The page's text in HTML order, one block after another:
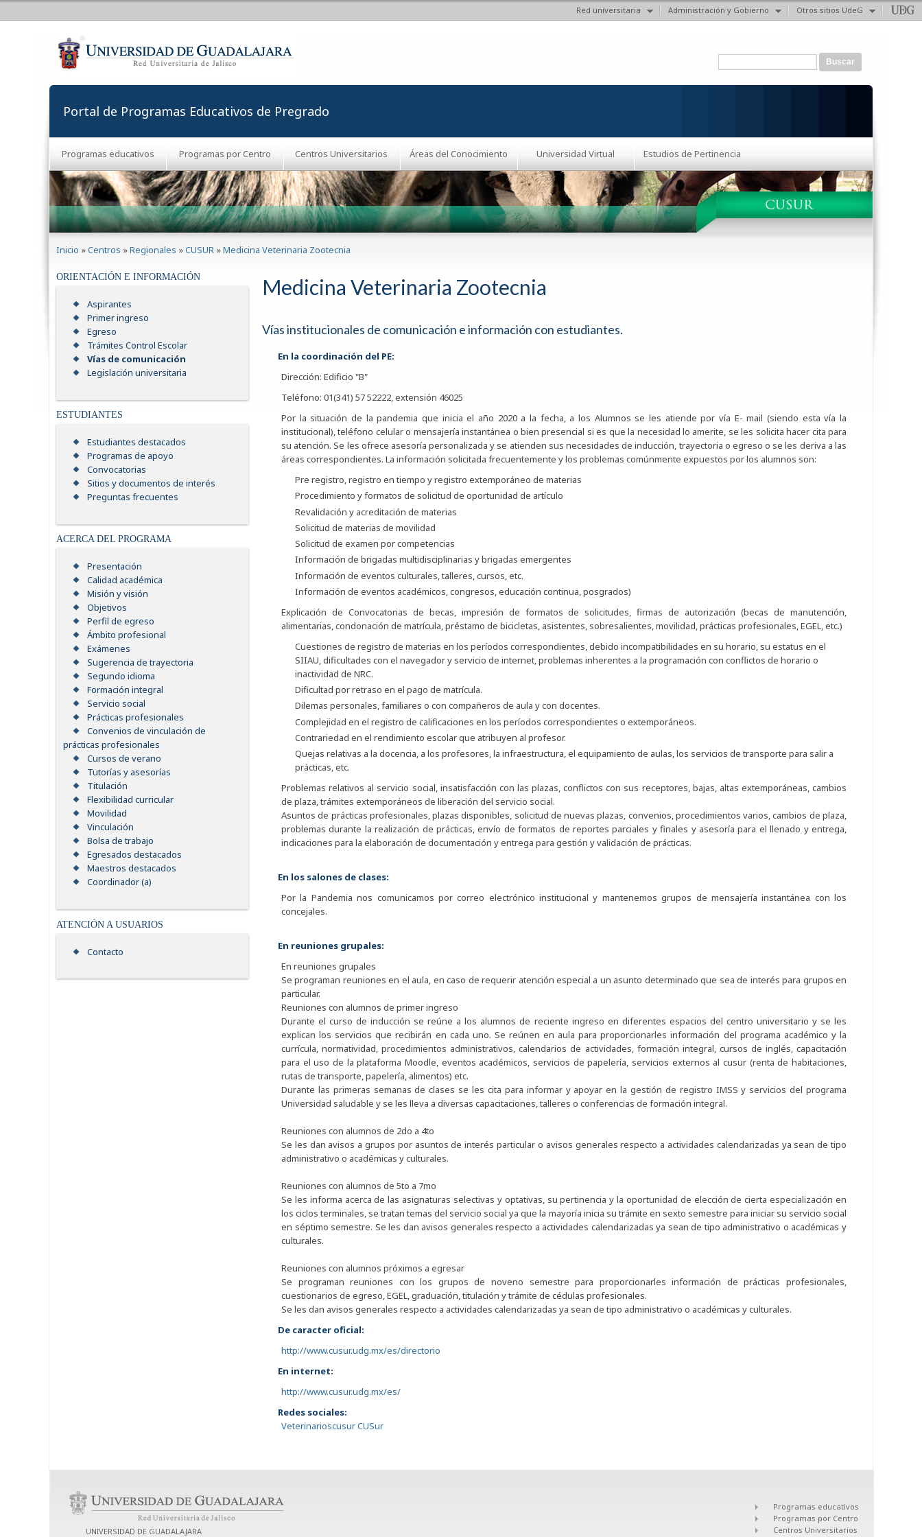
Red universitaria Administración y Gobierno Otros sitios UdeG
Formulario de búsqueda
Portal de Programas Educativos de Pregrado
Programas educativos Programas por Centro Centros Universitarios Áreas del Conocimiento Universidad Virtual Estudios de Pertinencia
Inicio »Centros »Regionales »CUSUR »Medicina Veterinaria Zootecnia
ORIENTACIÓN E INFORMACIÓN
Aspirantes
Primer ingreso
Egreso
Trámites Control Escolar
Vías de comunicación
Legislación universitaria
ESTUDIANTES
Estudiantes destacados
Programas de apoyo
Convocatorias
Sitios y documentos de interés
Preguntas frecuentes
ACERCA DEL PROGRAMA
Presentación
Calidad académica
Misión y visión
Objetivos
Perfil de egreso
Ámbito profesional
Exámenes
Sugerencia de trayectoria
Segundo idioma
Formación integral
Servicio social
Prácticas profesionales
Convenios de vinculación de
prácticas profesionales
Cursos de verano
Tutorías y asesorías
Titulación
Flexibilidad curricular
Movilidad
Vinculación
Bolsa de trabajo
Egresados destacados
Maestros destacados
Coordinador (a)
ATENCIÓN A USUARIOS
Contacto
Medicina Veterinaria Zootecnia
Vías institucionales de comunicación e información con estudiantes.
En la coordinación del PE:
Dirección: Edificio "B"
Teléfono: 01(341) 57 52222, extensión 46025
Por la situación de la pandemia que inicia el año 2020 a la fecha, a los Alumnos se les atiende por vía E- mail (siendo esta vía la
institucional), teléfono celular o mensajería instantánea o bien presencial si es que la necesidad lo amerite, se les solicita hacer cita para
su atención. Se les ofrece asesoría personalizada y se atienden sus necesidades de inducción, trayectoria o egreso o se les deriva a las
áreas correspondientes. La información solicitada frecuentemente y los problemas comúnmente expuestos por los alumnos son:
Pre registro, registro en tiempo y registro extemporáneo de materias
Procedimiento y formatos de solicitud de oportunidad de artículo
Revalidación y acreditación de materias
Solicitud de materias de movilidad
Solicitud de examen por competencias
Información de brigadas multidisciplinarias y brigadas emergentes
Información de eventos culturales, talleres, cursos, etc.
Información de eventos académicos, congresos, educación continua, posgrados)
Explicación de Convocatorias de becas, impresión de formatos de solicitudes, firmas de autorización (becas de manutención,
alimentarias, condonación de matrícula, préstamo de bicicletas, asistentes, sobresalientes, movilidad, prácticas profesionales, EGEL, etc.)
Cuestiones de registro de materias en los períodos correspondientes, debido incompatibilidades en su horario, su estatus en el
SIIAU, dificultades con el navegador y servicio de internet, problemas inherentes a la programación con conflictos de horario o
inactividad de NRC.
Dificultad por retraso en el pago de matrícula.
Dilemas personales, familiares o con compañeros de aula y con docentes.
Complejidad en el registro de calificaciones en los períodos correspondientes o extemporáneos.
Contrariedad en el rendimiento escolar que atribuyen al profesor.
Quejas relativas a la docencia, a los profesores, la infraestructura, el equipamiento de aulas, los servicios de transporte para salir a
prácticas, etc.
Problemas relativos al servicio social, insatisfacción con las plazas, conflictos con sus receptores, bajas, altas extemporáneas, cambios
de plaza, trámites extemporáneos de liberación del servicio social.
Asuntos de prácticas profesionales, plazas disponibles, solicitud de nuevas plazas, convenios, procedimientos varios, cambios de plaza,
problemas durante la realización de prácticas, envío de formatos de reportes parciales y finales y asesoría para el llenado y entrega,
indicaciones para la elaboración de documentación y entrega para gestión y validación de prácticas.
En los salones de clases:
Por la Pandemia nos comunicamos por correo electrónico institucional y mantenemos grupos de mensajería instantánea con los
concejales.
En reuniones grupales:
En reuniones grupales
Se programan reuniones en el aula, en caso de requerir atención especial a un asunto determinado que sea de interés para grupos en
particular.
Reuniones con alumnos de primer ingreso
Durante el curso de inducción se reúne a los alumnos de reciente ingreso en diferentes espacios del centro universitario y se les
explican los servicios que recibirán en cada uno. Se reúnen en aula para proporcionarles información del programa académico y la
currícula, normatividad, procedimientos administrativos, calendarios de actividades, formación integral, cursos de inglés, capacitación
para el uso de la plataforma Moodle, eventos académicos, servicios de papelería, servicios externos al cusur (renta de habitaciones,
rutas de transporte, papelería, alimentos) etc.
Durante las primeras semanas de clases se les cita para informar y apoyar en la gestión de registro IMSS y servicios del programa
Universidad saludable y se les lleva a diversas capacitaciones, talleres o conferencias de formación integral.
Reuniones con alumnos de 2do a 4to
Se les dan avisos a grupos por asuntos de interés particular o avisos generales respecto a actividades calendarizadas ya sean de tipo
administrativo o académicas y culturales.
Reuniones con alumnos de 5to a 7mo
Se les informa acerca de las asignaturas selectivas y optativas, su pertinencia y la oportunidad de elección de cierta especialización en
los ciclos terminales, se tratan temas del servicio social ya que la mayoría inicia su trámite en sexto semestre para iniciar su servicio social
en séptimo semestre. Se les dan avisos generales respecto a actividades calendarizadas ya sean de tipo administrativo o académicas y
culturales.
Reuniones con alumnos próximos a egresar
Se programan reuniones con los grupos de noveno semestre para proporcionarles información de prácticas profesionales,
cuestionarios de egreso, EGEL, graduación, titulación y trámite de cédulas profesionales.
Se les dan avisos generales respecto a actividades calendarizadas ya sean de tipo administrativo o académicas y culturales.
De caracter oficial:
http://www.cusur.udg.mx/es/directorio
En internet:
http://www.cusur.udg.mx/es/
Redes sociales:
Veterinarioscusur CUSur
UNIVERSIDAD DE GUADALAJARA
Programas educativos
Programas por Centro
Centros Universitarios